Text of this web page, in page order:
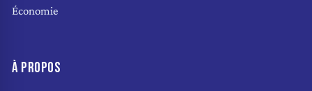
Économie
À PROPOS